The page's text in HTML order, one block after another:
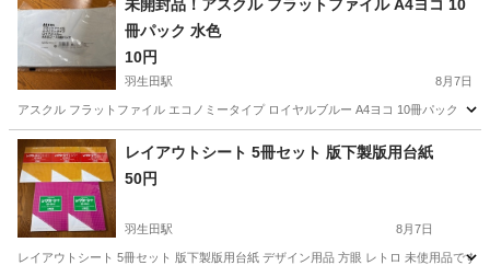
未開封品！アスクル フラットファイル A4ヨコ 10
冊パック 水色
10円
羽生田駅 8月7日
アスクル フラットファイル エコノミータイプ ロイヤルブルー A4ヨコ 10冊パック
新潟 南蒲原郡 羽生田駅 その他
レイアウトシート 5冊セット 版下製版用台紙
50円
羽生田駅 8月7日
レイアウトシート 5冊セット 版下製版用台紙 デザイン用品 方眼 レトロ 未使用品です